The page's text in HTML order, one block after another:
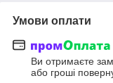
Умови оплати
Ви отримаєте
або гроші